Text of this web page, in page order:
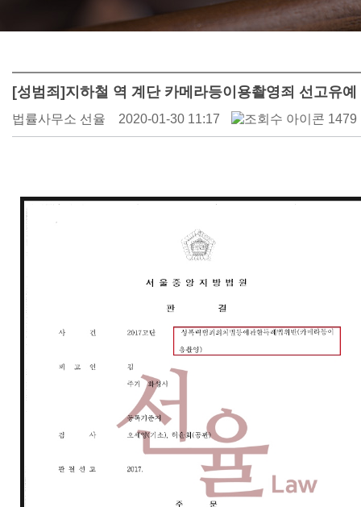
[성범죄]지하철 역 계단 카메라등이용촬영죄 선고유예
법률사무소 선율 2020-01-30 11:17 1479